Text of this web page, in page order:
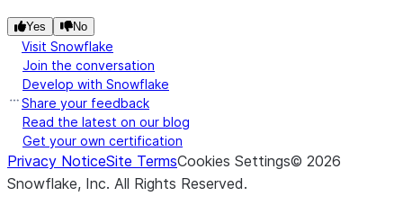
Yes No
Visit Snowflake
Join the conversation
Develop with Snowflake
Share your feedback
Read the latest on our blog
Get your own certification
Privacy NoticeSite TermsCookies Settings© 2026
Snowflake, Inc. All Rights Reserved.